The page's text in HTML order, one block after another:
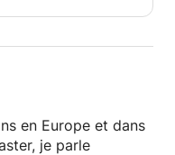
premier cours sur
en Europe et dans
je parle